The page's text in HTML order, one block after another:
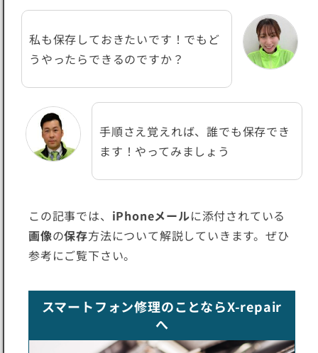
私も保存しておきたいです！でもど
うやったらできるのですか？
手順さえ覚えれば、誰でも保存でき
ます！やってみましょう
この記事では、 iPhoneメールに添付されている
画像の保存方法について解説していきます。ぜひ
参考にご覧下さい。
スマートフォン修理のことならX-repair
へ